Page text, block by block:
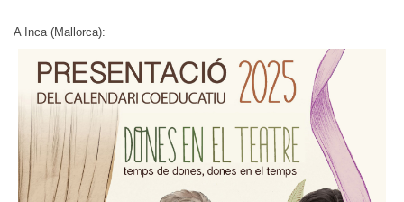
A Inca (Mallorca):